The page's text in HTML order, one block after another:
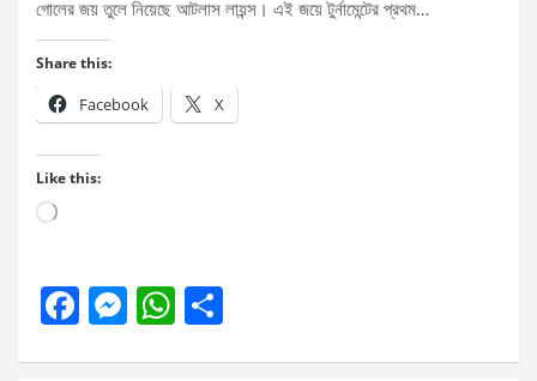
গোলের জয় তুলে নিয়েছে আটলাস লায়ন্স। এই জয়ে টুর্নামেন্টের প্রথম…
Share this:
Facebook X
Like this:
Loading…
F
M W